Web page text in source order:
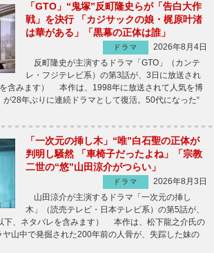
「GTO」“鬼塚”反町隆史らが「告白大作
戦」を決行 「カジサックの娘・梶原叶渚
は華がある」「黒幕の正体は誰」
ドラマ
2026年8月4日
反町隆史が主演するドラマ「GTO」（カンテ
レ・フジテレビ系）の第3話が、3日に放送され
含みます） 本作は、1998年に放送されて人気を博
が28年ぶりに連続ドラマとして復活。50代になった“
「一次元の挿し木」“唯”白石聖の正体が
判明し騒然 「車椅子だったよね」「宗教
二世の“悠”山田涼介がつらい」
ドラマ
2026年8月3日
山田涼介が主演するドラマ「一次元の挿し
木」（読売テレビ・日本テレビ系）の第5話が、
下、ネタバレを含みます） 本作は、松下龍之介氏の
ヤ山中で発掘された200年前の人骨が、失踪した妹の